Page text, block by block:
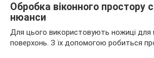
Обробка віконного простору
нюанси
Для цього використовують ножиці для
поверхонь. З їх допомогою робиться